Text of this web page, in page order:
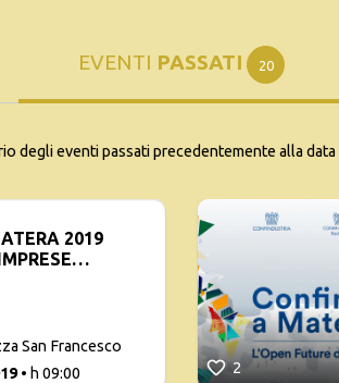
EVENTI PASSATI 20
degli eventi passati precedentemente alla data
2019
San Francesco
• h 09:00 2